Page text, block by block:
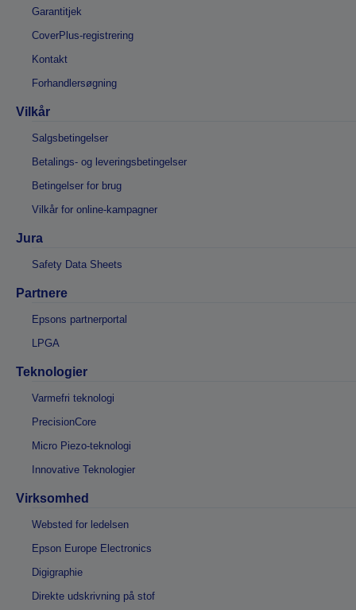
Garantitjek
CoverPlus-registrering
Kontakt
Forhandlersøgning
Vilkår
Salgsbetingelser
Betalings- og leveringsbetingelser
Betingelser for brug
Vilkår for online-kampagner
Jura
Safety Data Sheets
Partnere
Epsons partnerportal
LPGA
Teknologier
Varmefri teknologi
PrecisionCore
Micro Piezo-teknologi
Innovative Teknologier
Virksomhed
Websted for ledelsen
Epson Europe Electronics
Digigraphie
Direkte udskrivning på stof